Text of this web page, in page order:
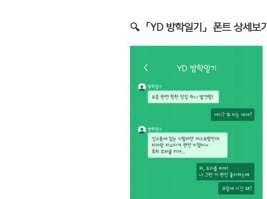
🔍 「YD 방학일기」 폰트 상세보기